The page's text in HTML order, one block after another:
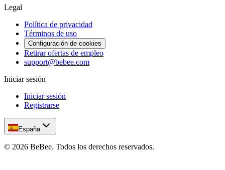
Legal
Política de privacidad
Términos de uso
Configuración de cookies
Retirar ofertas de empleo
support@bebee.com
Iniciar sesión
Iniciar sesión
Registrarse
España
© 2026 BeBee. Todos los derechos reservados.